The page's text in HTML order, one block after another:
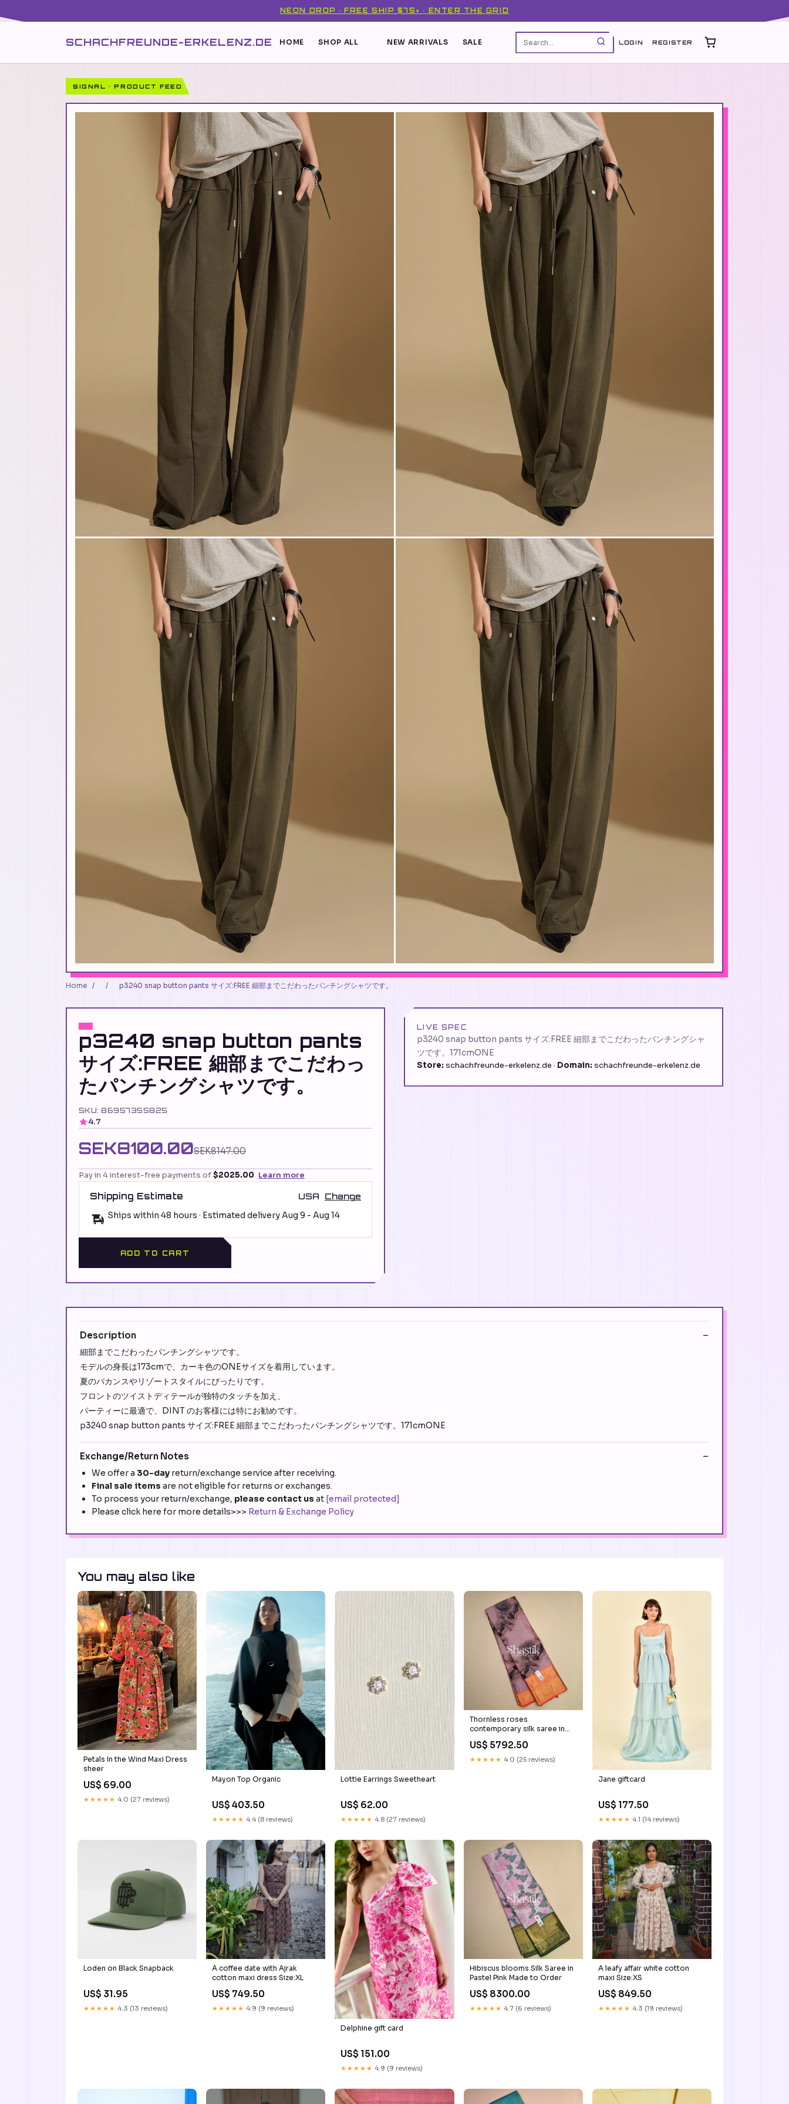
NEON DROP · FREE SHIP $75+ · ENTER THE GRID
SCHACHFREUNDE-ERKELENZ.DE HOME SHOP ALL NEW ARRIVALS SALE LOGIN REGISTER
SIGNAL · PRODUCT FEED
Home / / p3240 snap button pants サイズ:FREE 細部までこだわったパンチングシャツです。
p3240 snap button pants
サイズ:FREE 細部までこだわっ
たパンチングシャツです。
SKU: 86957355825
4.7
SEK8100.00SEK8147.00
Pay in 4 interest-free payments of$2025.00 Learn more
Shipping Estimate USA Change
Ships within 48 hours · Estimated deliveryAug 9 - Aug 14
ADD TO CART
LIVE SPEC
p3240 snap button pants サイズ:FREE 細部までこだわったパンチングシャ
ツです。171cmONE
Store: schachfreunde-erkelenz.de · Domain: schachfreunde-erkelenz.de
Description
細部までこだわったパンチングシャツです。
モデルの身長は173cmで、カーキ色のONEサイズを着用しています。
夏のバカンスやリゾートスタイルにぴったりです。
フロントのツイストディテールが独特のタッチを加え、
パーティーに最適で、DINT のお客様には特にお勧めです。
p3240 snap button pants サイズ:FREE 細部までこだわったパンチングシャツです。171cmONE
Exchange/Return Notes
We offer a 30-day return/exchange service after receiving.
Final sale items are not eligible for returns or exchanges.
To process your return/exchange, please contact us at [email protected]
Please click here for more details>>> Return & Exchange Policy
You may also like
Petals In the Wind Maxi Dress
sheer
US$ 69.00
★★★★★ 4.0 (27 reviews)
Mayon Top Organic
US$ 403.50
★★★★★ 4.4 (8 reviews)
Lottie Earrings Sweetheart
US$ 62.00
★★★★★ 4.8 (27 reviews)
Thornless roses
contemporary silk saree in
Orange Palette Made to
Order
US$ 5792.50
★★★★★ 4.0 (25 reviews)
Jane giftcard
US$ 177.50
★★★★★ 4.1 (14 reviews)
Loden on Black Snapback
US$ 31.95
★★★★★ 4.3 (13 reviews)
A coffee date with Ajrak
cotton maxi dress Size:XL
US$ 749.50
★★★★★ 4.9 (9 reviews)
Delphine gift card
US$ 151.00
★★★★★ 4.9 (9 reviews)
Hibiscus blooms Silk Saree in
Pastel Pink Made to Order
US$ 8300.00
★★★★★ 4.7 (6 reviews)
A leafy affair white cotton
maxi Size:XS
US$ 849.50
★★★★★ 4.3 (19 reviews)